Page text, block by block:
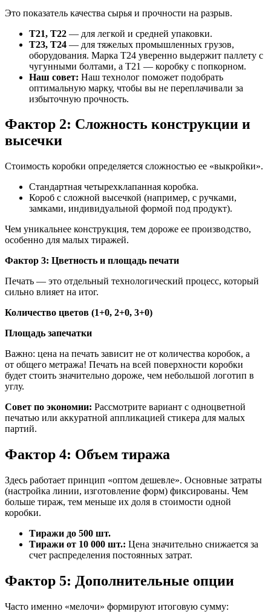
Это показатель качества сырья и прочности на разрыв.
Т21, Т22 — для легкой и средней упаковки.
Т23, Т24 — для тяжелых промышленных грузов,
оборудования. Марка Т24 уверенно выдержит паллету с
чугунными болтами, а Т21 — коробку с попкорном.
Наш совет: Наш технолог поможет подобрать
оптимальную марку, чтобы вы не переплачивали за
избыточную прочность.
Фактор 2: Сложность конструкции и
высечки
Стоимость коробки определяется сложностью ее «выкройки».
Стандартная четырехклапанная коробка.
Короб с сложной высечкой (например, с ручками,
замками, индивидуальной формой под продукт).
Чем уникальнее конструкция, тем дороже ее производство,
особенно для малых тиражей.
Фактор 3: Цветность и площадь печати
Печать — это отдельный технологический процесс, который
сильно влияет на итог.
Количество цветов (1+0, 2+0, 3+0)
Площадь запечатки
Важно: цена на печать зависит не от количества коробок, а
от общего метража! Печать на всей поверхности коробки
будет стоить значительно дороже, чем небольшой логотип в
углу.
Совет по экономии: Рассмотрите вариант с одноцветной
печатью или аккуратной аппликацией стикера для малых
партий.
Фактор 4: Объем тиража
Здесь работает принцип «оптом дешевле». Основные затраты
(настройка линии, изготовление форм) фиксированы. Чем
больше тираж, тем меньше их доля в стоимости одной
коробки.
Тиражи до 500 шт.
Тиражи от 10 000 шт.: Цена значительно снижается за
счет распределения постоянных затрат.
Фактор 5: Дополнительные опции
Часто именно «мелочи» формируют итоговую сумму: